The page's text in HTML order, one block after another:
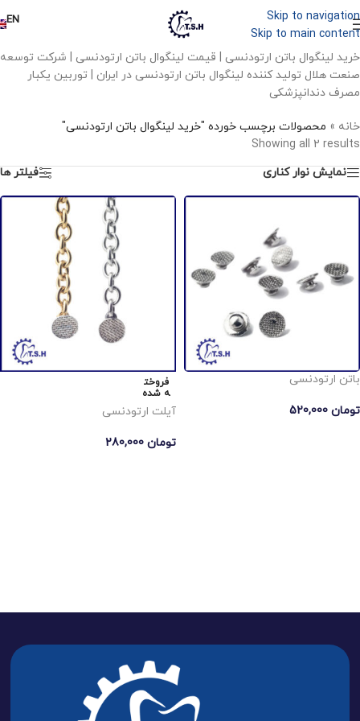
Skip to navigation
Skip to main content
EN
خرید لینگوال باتن ارتودنسی | قیمت لینگوال باتن ارتودنسی | شرکت توسعه
صنعت هلال تولید کننده لینگوال باتن ارتودنسی در ایران | توربین یکبار
مصرف دندانپزشکی
خانه » محصولات برچسب خورده "خرید لینگوال باتن ارتودنسی"
Showing all 2 results
نمایش نوار کناری
فیلتر ها
باتن ارتودنسی
تومان
فروخت
ه شده
آیلت ارتودنسی
تومان